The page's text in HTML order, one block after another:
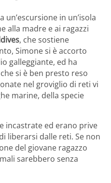
in un’isola
alla madre e ai ragazzi
, che sostiene
Simone si è accorto
galleggiante, ed ha
si è ben presto reso
nel groviglio di reti vi
marine, della specie
incastrate ed erano prive
liberarsi dalle reti. Se non
del giovane ragazzo
sarebbero senza